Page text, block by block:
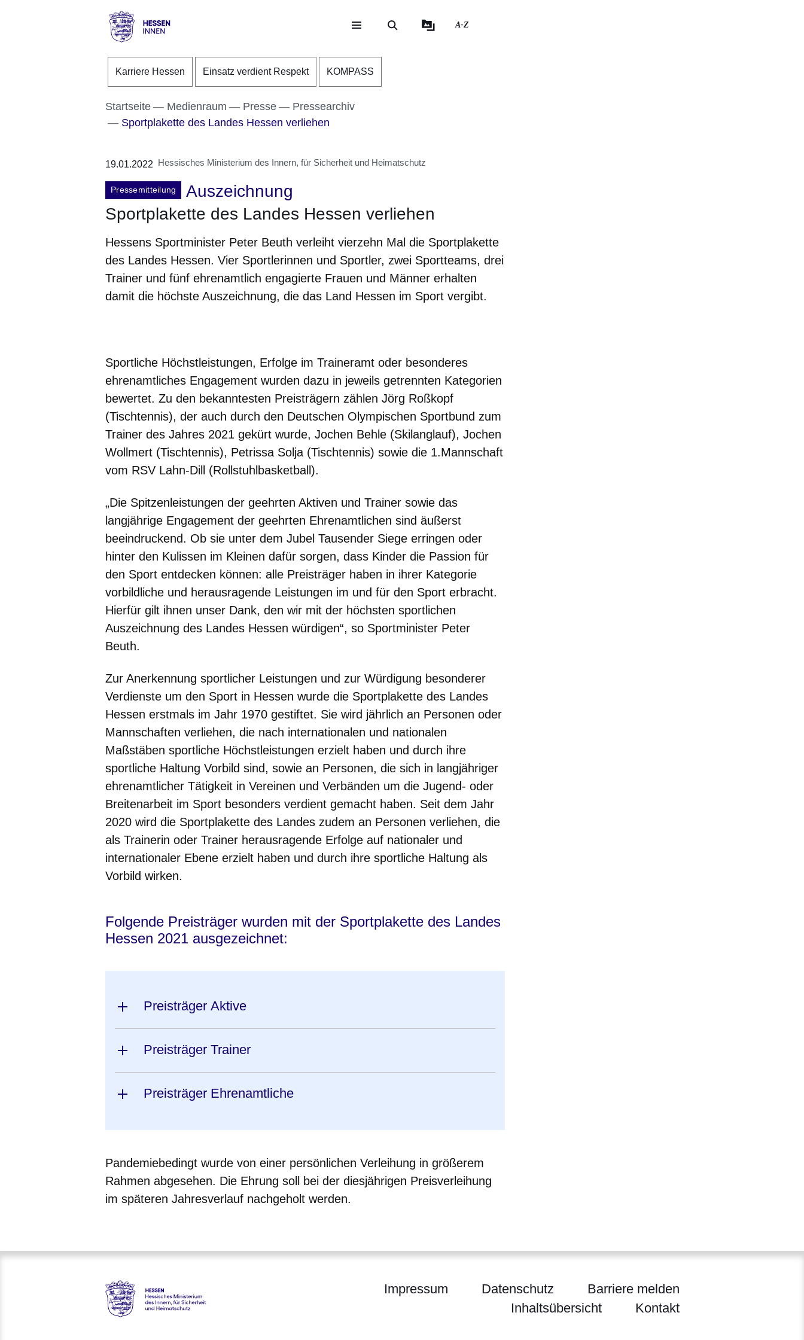
Direkt zum Kopf der Seite
Direkt zum Inhalt
Direkt zum Fuß der Seite
Innen
A-Z
Karriere Hessen Einsatz verdient Respekt KOMPASS
Startseite Medienraum Presse
Pressearchiv
Sportplakette des Landes Hessen verliehen
19.01.2022 Hessisches Ministerium des Innern, für Sicherheit und Heimatschutz
Pressemitteilung
Auszeichnung
Sportplakette des Landes Hessen verliehen
Hessens Sportminister Peter Beuth verleiht vierzehn Mal die Sportplakette
des Landes Hessen. Vier Sportlerinnen und Sportler, zwei Sportteams, drei
Trainer und fünf ehrenamtlich engagierte Frauen und Männer erhalten
damit die höchste Auszeichnung, die das Land Hessen im Sport vergibt.
Sportliche Höchstleistungen, Erfolge im Traineramt oder besonderes
ehrenamtliches Engagement wurden dazu in jeweils getrennten Kategorien
bewertet. Zu den bekanntesten Preisträgern zählen Jörg Roßkopf
(Tischtennis), der auch durch den Deutschen Olympischen Sportbund zum
Trainer des Jahres 2021 gekürt wurde, Jochen Behle (Skilanglauf), Jochen
Wollmert (Tischtennis), Petrissa Solja (Tischtennis) sowie die 1.Mannschaft
vom RSV Lahn-Dill (Rollstuhlbasketball).
„Die Spitzenleistungen der geehrten Aktiven und Trainer sowie das
langjährige Engagement der geehrten Ehrenamtlichen sind äußerst
beeindruckend. Ob sie unter dem Jubel Tausender Siege erringen oder
hinter den Kulissen im Kleinen dafür sorgen, dass Kinder die Passion für
den Sport entdecken können: alle Preisträger haben in ihrer Kategorie
vorbildliche und herausragende Leistungen im und für den Sport erbracht.
Hierfür gilt ihnen unser Dank, den wir mit der höchsten sportlichen
Auszeichnung des Landes Hessen würdigen“, so Sportminister Peter
Beuth.
Zur Anerkennung sportlicher Leistungen und zur Würdigung besonderer
Verdienste um den Sport in Hessen wurde die Sportplakette des Landes
Hessen erstmals im Jahr 1970 gestiftet. Sie wird jährlich an Personen oder
Mannschaften verliehen, die nach internationalen und nationalen
Maßstäben sportliche Höchstleistungen erzielt haben und durch ihre
sportliche Haltung Vorbild sind, sowie an Personen, die sich in langjähriger
ehrenamtlicher Tätigkeit in Vereinen und Verbänden um die Jugend- oder
Breitenarbeit im Sport besonders verdient gemacht haben. Seit dem Jahr
2020 wird die Sportplakette des Landes zudem an Personen verliehen, die
als Trainerin oder Trainer herausragende Erfolge auf nationaler und
internationaler Ebene erzielt haben und durch ihre sportliche Haltung als
Vorbild wirken.
Folgende Preisträger wurden mit der Sportplakette des Landes
Hessen 2021 ausgezeichnet:
Preisträger Aktive
Preisträger Trainer
Preisträger Ehrenamtliche
Pandemiebedingt wurde von einer persönlichen Verleihung in größerem
Rahmen abgesehen. Die Ehrung soll bei der diesjährigen Preisverleihung
im späteren Jahresverlauf nachgeholt werden.
Hessen - Hessisches Ministerium des Innern, für Sicherheit und Heimatschutz
Impressum Datenschutz
Barriere melden
Inhaltsübersicht
Kontakt